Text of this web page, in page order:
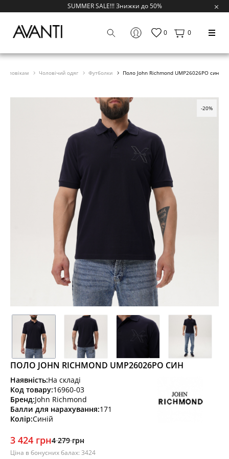
SUMMER SALE!!! Знижки до 50%
0 0
Чоловікам Чоловічий одяг Футболки Поло John Richmond UMP26026PO син
-20%
ПОЛО JOHN RICHMOND UMP26026PO СИН
Наявність:На складі
Код товару:16960-03
Бренд:John Richmond
Балли для нарахування:171
Колір:Синій
3 424 грн4 279 грн
Ціна в бонусних балах: 3424